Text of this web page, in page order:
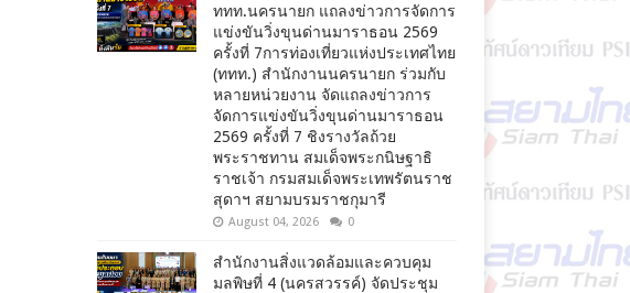
ททท.นครนายก แถลงข่าวการจัดการ
แข่งขันวิ่งขุนด่านมาราธอน 2569
ครั้งที่ 7การท่องเที่ยวแห่งประเทศไทย
(ททท.) สำนักงานนครนายก ร่วมกับ
หลายหน่วยงาน จัดแถลงข่าวการ
จัดการแข่งขันวิ่งขุนด่านมาราธอน
2569 ครั้งที่ 7 ชิงรางวัลถ้วย
พระราชทาน สมเด็จพระกนิษฐาธิ
ราชเจ้า กรมสมเด็จพระเทพรัตนราช
สุดาฯ สยามบรมราชกุมารี
August 04, 2026 0
สำนักงานสิ่งแวดล้อมและควบคุม
มลพิษที่ 4 (นครสวรรค์) จัดประชุม